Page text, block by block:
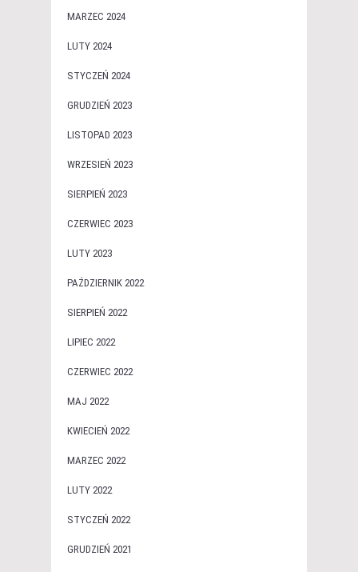
MARZEC 2024
LUTY 2024
STYCZEŃ 2024
GRUDZIEŃ 2023
LISTOPAD 2023
WRZESIEŃ 2023
SIERPIEŃ 2023
CZERWIEC 2023
LUTY 2023
PAŹDZIERNIK 2022
SIERPIEŃ 2022
LIPIEC 2022
CZERWIEC 2022
MAJ 2022
KWIECIEŃ 2022
MARZEC 2022
LUTY 2022
STYCZEŃ 2022
GRUDZIEŃ 2021